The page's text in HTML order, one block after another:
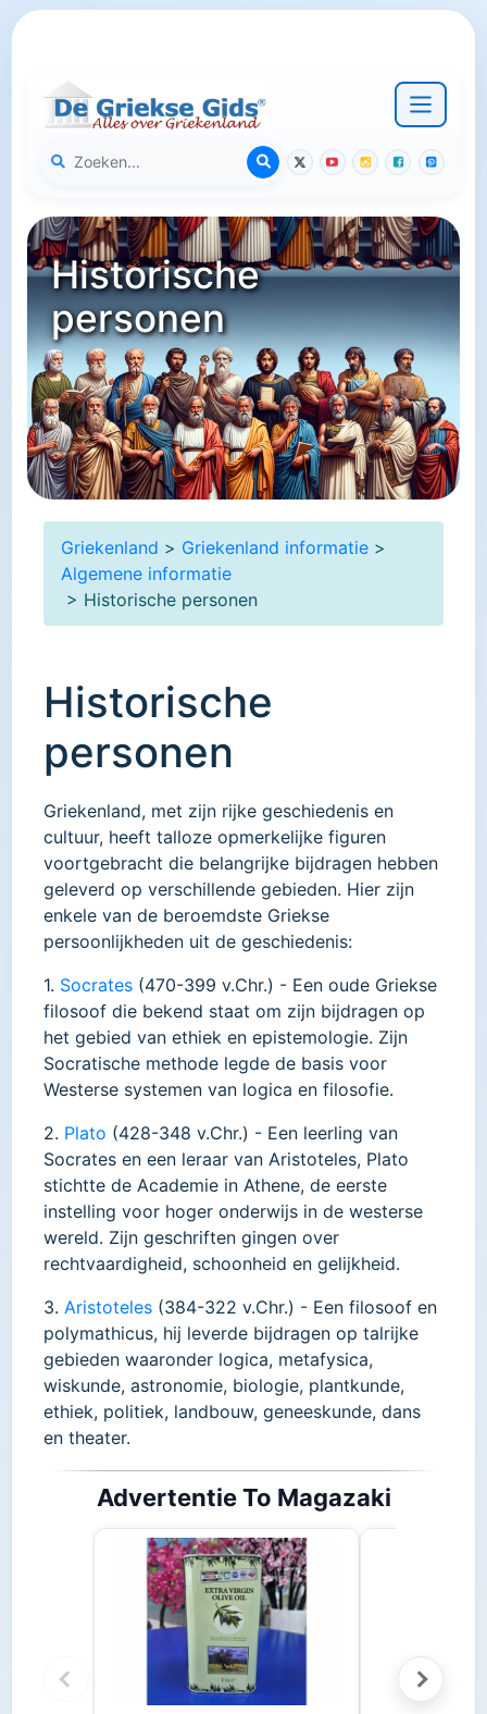
Historische
personen
Griekenland > Griekenland informatie >
Algemene informatie
> Historische personen
Historische
personen
Griekenland, met zijn rijke geschiedenis en
cultuur, heeft talloze opmerkelijke figuren
voortgebracht die belangrijke bijdragen hebben
geleverd op verschillende gebieden. Hier zijn
enkele van de beroemdste Griekse
persoonlijkheden uit de geschiedenis:
1. Socrates (470-399 v.Chr.) - Een oude Griekse
filosoof die bekend staat om zijn bijdragen op
het gebied van ethiek en epistemologie. Zijn
Socratische methode legde de basis voor
Westerse systemen van logica en filosofie.
2. Plato (428-348 v.Chr.) - Een leerling van
Socrates en een leraar van Aristoteles, Plato
stichtte de Academie in Athene, de eerste
instelling voor hoger onderwijs in de westerse
wereld. Zijn geschriften gingen over
rechtvaardigheid, schoonheid en gelijkheid.
3. Aristoteles (384-322 v.Chr.) - Een filosoof en
polymathicus, hij leverde bijdragen op talrijke
gebieden waaronder logica, metafysica,
wiskunde, astronomie, biologie, plantkunde,
ethiek, politiek, landbouw, geneeskunde, dans
en theater.
Advertentie To Magazaki
Stifado